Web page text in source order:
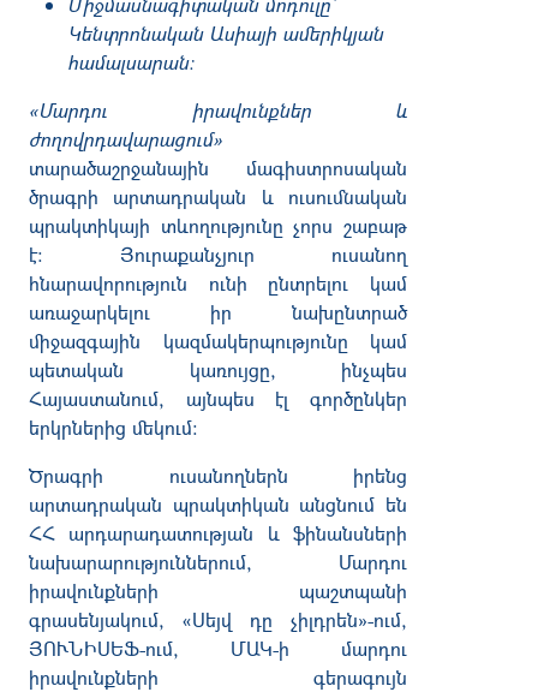
Կենտրոնական Ասիայի ամերիկյան
համալսարան։
«Մարդու իրավունքներ
և
ժողովրդավարացում»
տարածաշրջանային
մագիստրոսական
ծրագրի
արտադրական և
ուսումնական
պրակտիկայի տևողությունը չորս շաբաթ
է: Յուրաքանչյուր
ուսանող
հնարավորություն
ունի ընտրելու
կամ
առաջարկելու
իր
նախընտրած
միջազգային
կազմակերպությունը
կամ
պետական
կառույցը, ինչպես
Հայաստանում, այնպես էլ
գործընկեր
երկրներից մեկում:
Ծրագրի
ուսանողներն
իրենց
արտադրական պրակտիկան անցնում են
ՀՀ արդարադատության և ֆինանսների
նախարարություններում, Մարդու
իրավունքների
պաշտպանի
գրասենյակում, «Սեյվ դը չիլդրեն»-ում,
ՅՈՒՆԻՍԵՖ-ում, ՄԱԿ-ի
մարդու
իրավունքների
գերագույն